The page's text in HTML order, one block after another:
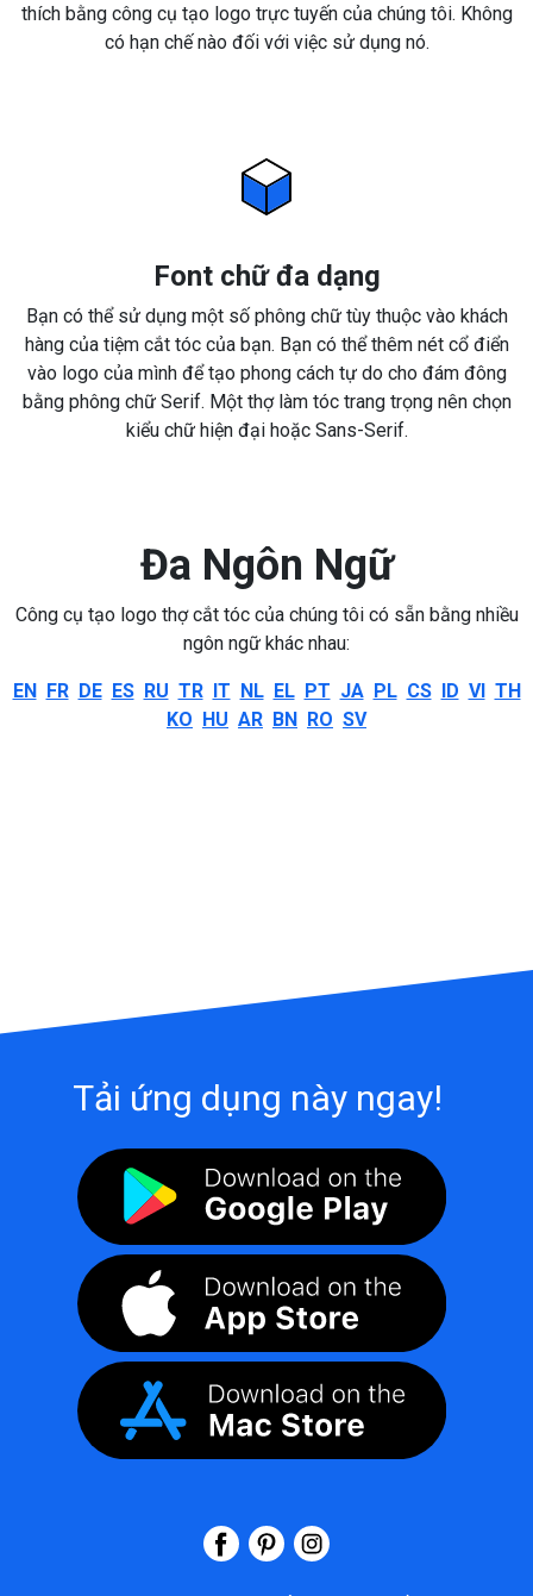
thích bằng công cụ tạo logo trực tuyến của chúng tôi. Không
có hạn chế nào đối với việc sử dụng nó.
Font chữ đa dạng
Bạn có thể sử dụng một số phông chữ tùy thuộc vào khách
hàng của tiệm cắt tóc của bạn. Bạn có thể thêm nét cổ điển
vào logo của mình để tạo phong cách tự do cho đám đông
bằng phông chữ Serif. Một thợ làm tóc trang trọng nên chọn
kiểu chữ hiện đại hoặc Sans-Serif.
Đa Ngôn Ngữ
Công cụ tạo logo thợ cắt tóc của chúng tôi có sẵn bằng nhiều
ngôn ngữ khác nhau:
EN FR DE ES RU TR IT NL EL PT JA PL CS ID VI TH
KO HU AR BN RO SV
Tải ứng dụng này ngay!